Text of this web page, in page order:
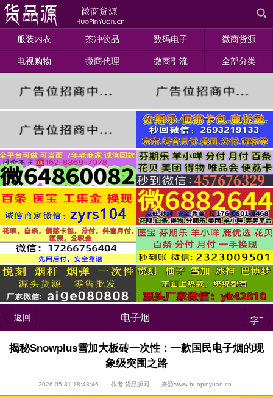
服装内衣 茶冲饮品 数码电子 微商货源
电视购物 微商代理 微商引流 全部分类
返回 电子烟 字+
揭秘Snowplus雪加大板砖一次性：一款国民电子烟的现
象级突围之路
2026-05-31 18:48:46 作者:货品源网 来源:www.huopinyuan.cn